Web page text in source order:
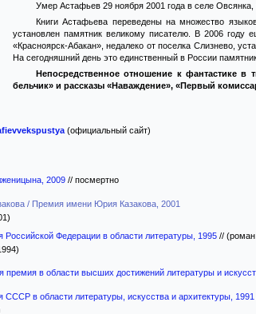
Умер Астафьев 29 ноября 2001 года в селе Овсянка,
Книги Астафьева переведены на множество
установлен памятник великому писателю. В 2006 году
«Красноярск-Абакан», недалеко от поселка Слизнево,
На сегодняшний день это единственный в России
Непосредственное отношение к фантастике
бельчик» и рассказы «Наваждение», «Первый
(официальный сайт)
2009 // посмертно
/ Премия имени Юрия Казакова, 2001
Российской Федерации в области литературы, 1995 // (роман
премия в области высших достижений литературы и
СССР в области литературы, искусства и архитектуры, 1991